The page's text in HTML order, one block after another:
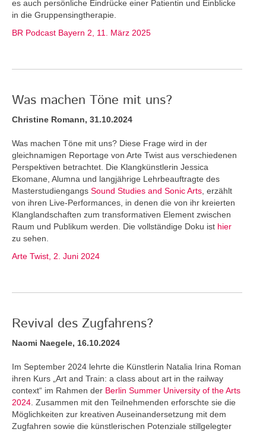
es auch persönliche Eindrücke einer Patientin und Einblicke
in die Gruppensingtherapie.
BR Podcast Bayern 2, 11. März 2025
Was machen Töne mit uns?
Christine Romann, 31.10.2024
Was machen Töne mit uns? Diese Frage wird in der
gleichnamigen Reportage von Arte Twist aus verschiedenen
Perspektiven betrachtet. Die Klangkünstlerin Jessica
Ekomane, Alumna und langjährige Lehrbeauftragte des
Masterstudiengangs Sound Studies and Sonic Arts , erzählt
von ihren Live-Performances, in denen die von ihr kreierten
Klanglandschaften zum transformativen Element zwischen
Raum und Publikum werden. Die vollständige Doku ist hier
zu sehen.
Arte Twist, 2. Juni 2024
Revival des Zugfahrens?
Naomi Naegele, 16.10.2024
Im September 2024 lehrte die Künstlerin Natalia Irina Roman
ihren Kurs „Art and Train: a class about art in the railway
context“ im Rahmen der Berlin Summer University of the Arts
2024 . Zusammen mit den Teilnehmenden erforschte sie die
Möglichkeiten zur kreativen Auseinandersetzung mit dem
Zugfahren sowie die künstlerischen Potenziale stillgelegter